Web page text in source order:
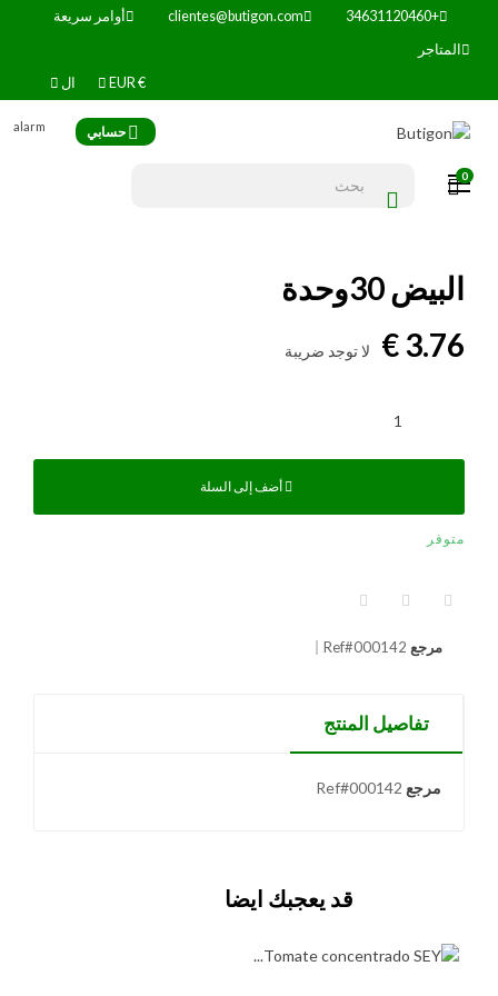
+34631120460
clientes@butigon.com
أوامر سريعة
المتاجر
€
EUR ال
alarm
0
حسابي
الملاحة
☰
البيض 30وحدة
3.76 €
لا توجد ضريبة
متوفر
مرجع Ref#000142
تفاصيل المنتج
مرجع Ref#000142
قد يعجبك ايضا